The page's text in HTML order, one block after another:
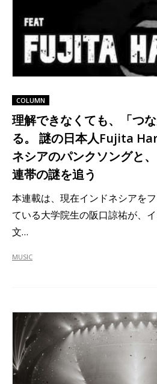
COLUMN
理解できなくても、「つ
る。 謎の日本人Fujita
ネシアのパンクソングと
連帯の謎を追う
本連載は、現在インドネシアを
ている大学院生の阪口諒祐が、
文…
MUSIC